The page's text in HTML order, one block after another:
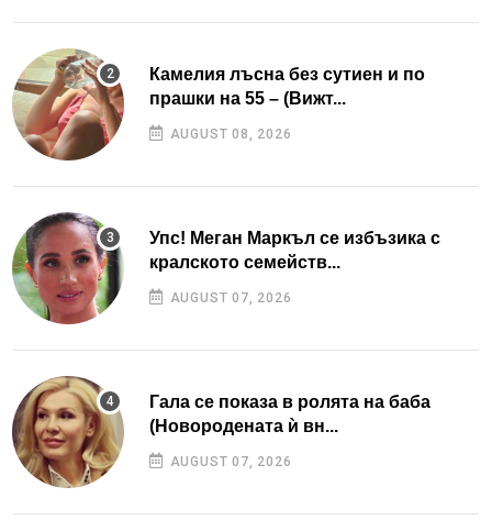
Камелия лъсна без сутиен и по
прашки на 55 – (Вижт...
AUGUST 08, 2026
Упс! Меган Маркъл се избъзика с
кралското семейств...
AUGUST 07, 2026
Гала се показа в ролята на баба
(Новородената ѝ вн...
AUGUST 07, 2026